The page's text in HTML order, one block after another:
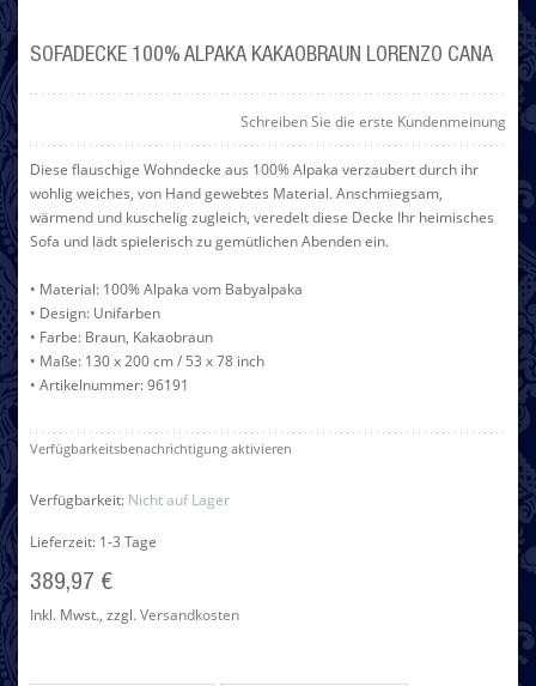
SOFADECKE 100% ALPAKA KAKAOBRAUN LORENZO CANA
Schreiben Sie die erste Kundenmeinung
Diese flauschige Wohndecke aus 100% Alpaka verzaubert durch ihr
wohlig weiches, von Hand gewebtes Material. Anschmiegsam,
wärmend und kuschelig zugleich, veredelt diese Decke Ihr heimisches
Sofa und lädt spielerisch zu gemütlichen Abenden ein.
• Material: 100% Alpaka vom Babyalpaka
• Design: Unifarben
• Farbe: Braun, Kakaobraun
• Maße: 130 x 200 cm / 53 x 78 inch
• Artikelnummer: 96191
Verfügbarkeitsbenachrichtigung aktivieren
Verfügbarkeit: Nicht auf Lager
Lieferzeit: 1-3 Tage
389,97 €
Inkl. Mwst., zzgl.Versandkosten